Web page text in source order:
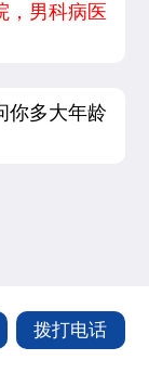
，男科病医
你多大年龄
拨打电话